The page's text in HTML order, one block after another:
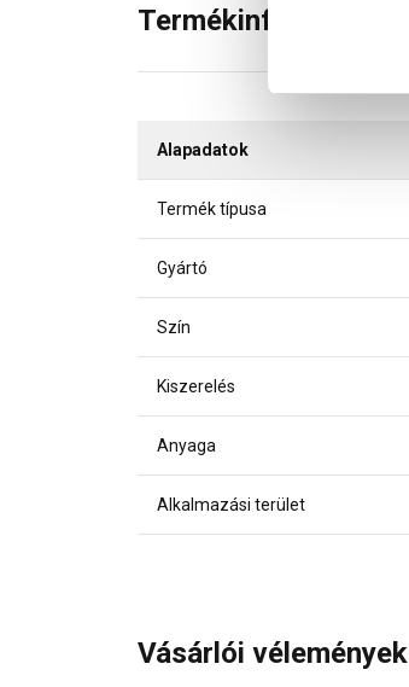
Termékinformáció
Alapadatok
Termék típusa
Gyártó
Szín
Kiszerelés
Anyaga
Alkalmazási terület
Vásárlói vélemények